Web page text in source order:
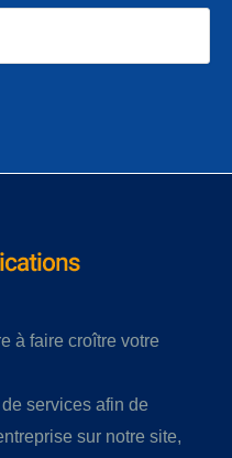
à faire croître votre
services afin de
sur notre site,